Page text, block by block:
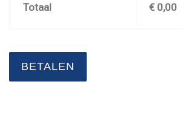
Totaal € 0,00
BETALEN